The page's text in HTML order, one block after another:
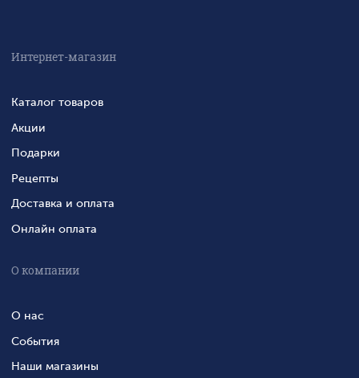
Интернет-магазин
Каталог товаров
Акции
Подарки
Рецепты
Доставка и оплата
Онлайн оплата
О компании
О нас
События
Наши магазины